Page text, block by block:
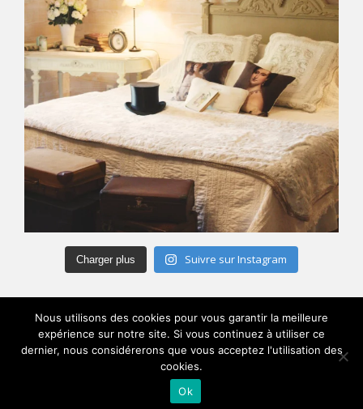
Charger plus Suivre sur Instagram
Mentions Légales©2017 -
Menu principal
Nous utilisons des cookies pour vous garantir la meilleure
expérience sur notre site. Si vous continuez à utiliser ce
dernier, nous considérerons que vous acceptez l'utilisation des
cookies.
Ok